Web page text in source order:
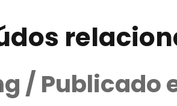
/ Publicado